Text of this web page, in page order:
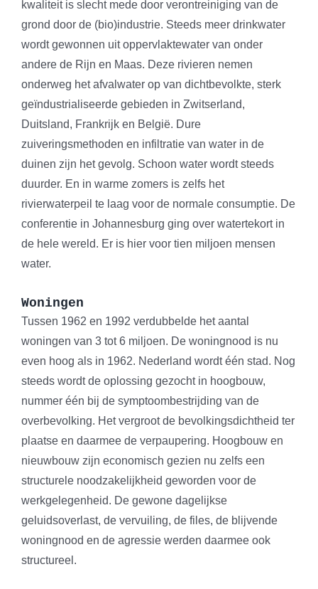
kwaliteit is slecht mede door verontreiniging van de
grond door de (bio)industrie. Steeds meer drinkwater
wordt gewonnen uit oppervlaktewater van onder
andere de Rijn en Maas. Deze rivieren nemen
onderweg het afvalwater op van dichtbevolkte, sterk
geïndustrialiseerde gebieden in Zwitserland,
Duitsland, Frankrijk en België. Dure
zuiveringsmethoden en infiltratie van water in de
duinen zijn het gevolg. Schoon water wordt steeds
duurder. En in warme zomers is zelfs het
rivierwaterpeil te laag voor de normale consumptie. De
conferentie in Johannesburg ging over watertekort in
de hele wereld. Er is hier voor tien miljoen mensen
water.
Woningen
Tussen 1962 en 1992 verdubbelde het aantal
woningen van 3 tot 6 miljoen. De woningnood is nu
even hoog als in 1962. Nederland wordt één stad. Nog
steeds wordt de oplossing gezocht in hoogbouw,
nummer één bij de symptoombestrijding van de
overbevolking. Het vergroot de bevolkingsdichtheid ter
plaatse en daarmee de verpaupering. Hoogbouw en
nieuwbouw zijn economisch gezien nu zelfs een
structurele noodzakelijkheid geworden voor de
werkgelegenheid. De gewone dagelijkse
geluidsoverlast, de vervuiling, de files, de blijvende
woningnood en de agressie werden daarmee ook
structureel.